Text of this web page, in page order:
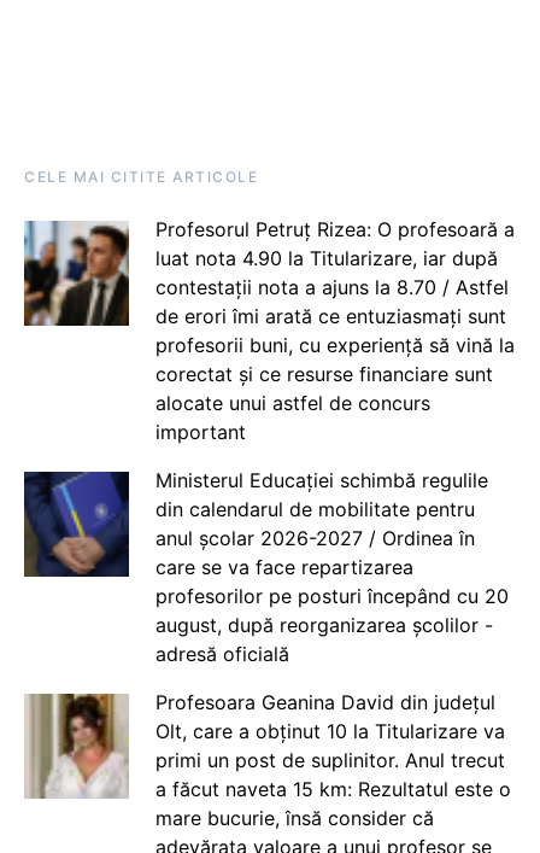
CELE MAI CITITE ARTICOLE
Profesorul Petruț Rizea: O profesoară a
luat nota 4.90 la Titularizare, iar după
contestații nota a ajuns la 8.70 / Astfel
de erori îmi arată ce entuziasmați sunt
profesorii buni, cu experiență să vină la
corectat și ce resurse financiare sunt
alocate unui astfel de concurs
important
Ministerul Educației schimbă regulile
din calendarul de mobilitate pentru
anul școlar 2026-2027 / Ordinea în
care se va face repartizarea
profesorilor pe posturi începând cu 20
august, după reorganizarea școlilor -
adresă oficială
Profesoara Geanina David din județul
Olt, care a obținut 10 la Titularizare va
primi un post de suplinitor. Anul trecut
a făcut naveta 15 km: Rezultatul este o
mare bucurie, însă consider că
adevărata valoare a unui profesor se